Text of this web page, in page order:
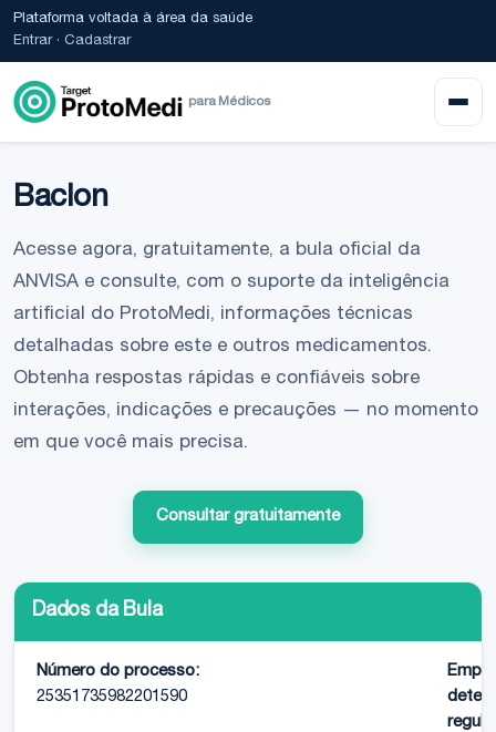
Plataforma voltada à área da saúde
Entrar· Cadastrar
para Médicos
Baclon
Acesse agora, gratuitamente, a bula oficial da
ANVISA e consulte, com o suporte da inteligência
artificial do ProtoMedi, informações técnicas
detalhadas sobre este e outros medicamentos.
Obtenha respostas rápidas e confiáveis sobre
interações, indicações e precauções — no momento
em que você mais precisa.
Consultar gratuitamente
Dados da Bula
Número do processo:
25351735982201590